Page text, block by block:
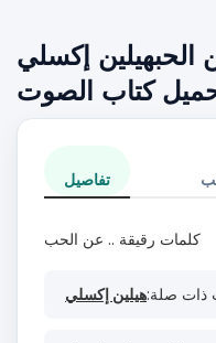
إكسلي
كتاب الصوت
تفاصيل
كلمات رقيقة .. عن الحب
ذات صلة:هيلين إكسلي